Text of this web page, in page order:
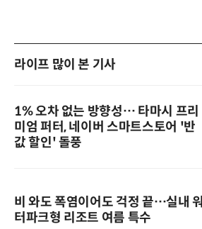
라이프 많이 본 기사
1% 오차 없는 방향성… 타마시 프리
미엄 퍼터, 네이버 스마트스토어 '반
값 할인' 돌풍
비 와도 폭염이어도 걱정 끝…실내 워
터파크형 리조트 여름 특수